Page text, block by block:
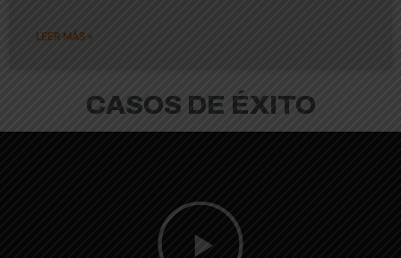
LEER MÁS »
CASOS DE ÉXITO